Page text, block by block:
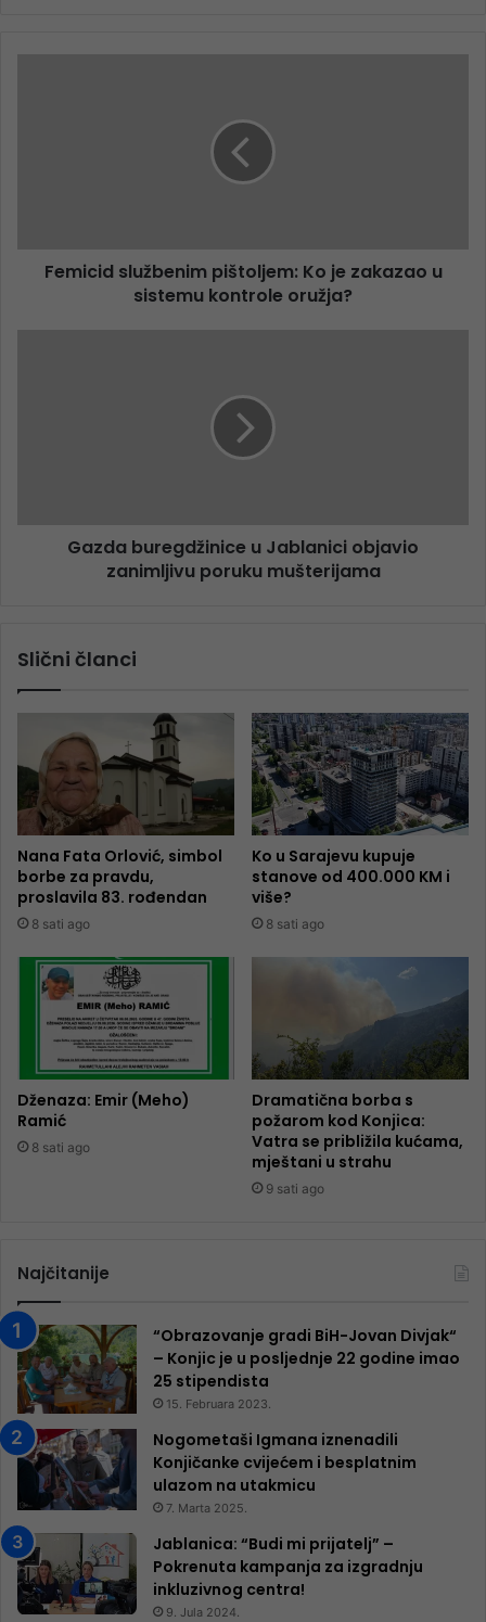
Femicid službenim pištoljem: Ko je zakazao u
sistemu kontrole oružja?
Gazda buregdžinice u Jablanici objavio
zanimljivu poruku mušterijama
Slični članci
Nana Fata Orlović, simbol
borbe za pravdu,
proslavila 83. rođendan
8 sati ago
Ko u Sarajevu kupuje
stanove od 400.000 KM i
više?
8 sati ago
Dženaza: Emir (Meho)
Ramić
8 sati ago
Dramatična borba s
požarom kod Konjica:
Vatra se približila kućama,
mještani u strahu
9 sati ago
Najčitanije
“Obrazovanje gradi BiH-Jovan Divjak“
– Konjic je u posljednje 22 godine imao
25 ​​stipendista
15. Februara 2023.
Nogometaši Igmana iznenadili
Konjičanke cvijećem i besplatnim
ulazom na utakmicu
7. Marta 2025.
Jablanica: “Budi mi prijatelj” –
Pokrenuta kampanja za izgradnju
inkluzivnog centra!
9. Jula 2024.